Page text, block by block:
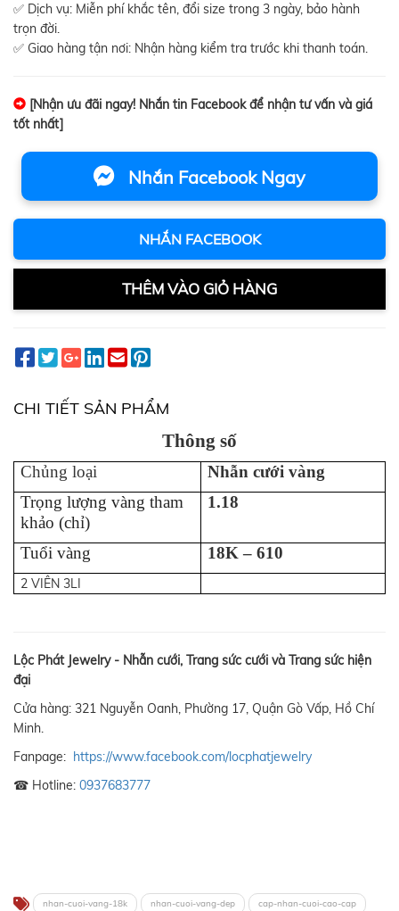
✅ Dịch vụ: Miễn phí khắc tên, đổi size trong 3 ngày, bảo hành
trọn đời.
✅ Giao hàng tận nơi: Nhận hàng kiểm tra trước khi thanh toán.
[Nhận ưu đãi ngay! Nhắn tin Facebook để nhận tư vấn và giá
tốt nhất]
Nhắn Facebook Ngay
NHẮN FACEBOOK
THÊM VÀO GIỎ HÀNG
CHI TIẾT SẢN PHẨM
Thông số
Chủng loại
Nhẫn cưới vàng
Trọng lượng vàng tham
khảo (chỉ)
1.18
Tuổi vàng 18K – 610
2 VIÊN 3LI
Lộc Phát Jewelry - Nhẫn cưới, Trang sức cưới và Trang sức hiện
đại
Cửa hàng: 321 Nguyễn Oanh, Phường 17, Quận Gò Vấp, Hồ Chí
Minh.
Fanpage: https://www.facebook.com/locphatjewelry
☎ Hotline: 0937683777
nhan-cuoi-vang-18k nhan-cuoi-vang-dep
cap-nhan-cuoi-cao-cap